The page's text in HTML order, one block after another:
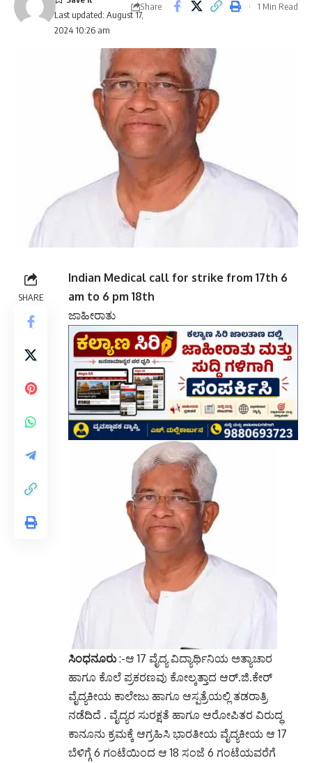
Last updated: August 17,
2024 10:26 am
Share 1 Min Read
SHARE
Indian Medical call for strike from 17th 6
am to 6 pm 18th
ಜಾಹೀರಾತು
ಸಿಂಧನೂರು:-ಆ 17 ವೈದ್ಯ ವಿದ್ಯಾರ್ಥಿನಿಯ ಅತ್ಯಾಚಾರ
ಹಾಗೂ ಕೊಲೆ ಪ್ರಕರಣವು ಕೋಲ್ಕತ್ತಾದ ಆರ್.ಜಿ.ಕೇರ್
ವೈದ್ಯಕೀಯ ಕಾಲೇಜು ಹಾಗೂ ಆಸ್ಪತ್ರೆಯಲ್ಲಿ ತಡರಾತ್ರಿ
ನಡೆದಿದೆ . ವೈದ್ಯರ ಸುರಕ್ಷತೆ ಹಾಗೂ ಆರೋಪಿತರ ವಿರುದ್ಧ
ಕಾನೂನು ಕ್ರಮಕ್ಕೆ ಆಗ್ರಹಿಸಿ ಭಾರತೀಯ ವೈದ್ಯಕೀಯ ಆ 17
ಬೆಳಿಗ್ಗೆ 6 ಗಂಟೆಯಿಂದ ಆ 18 ಸಂಜೆ 6 ಗಂಟೆಯವರೆಗೆ